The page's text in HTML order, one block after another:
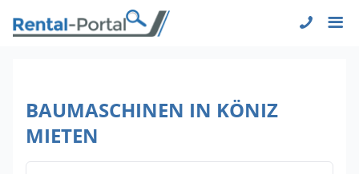
BAUMASCHINEN IN KÖNIZ
MIETEN